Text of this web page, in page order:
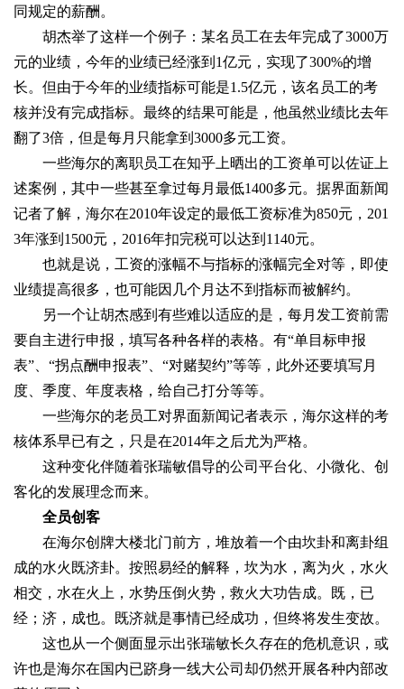
同规定的薪酬。
胡杰举了这样一个例子：某名员工在去年完成了3000万
元的业绩，今年的业绩已经涨到1亿元，实现了300%的增
长。但由于今年的业绩指标可能是1.5亿元，该名员工的考
核并没有完成指标。最终的结果可能是，他虽然业绩比去年
翻了3倍，但是每月只能拿到3000多元工资。
一些海尔的离职员工在知乎上晒出的工资单可以佐证上
述案例，其中一些甚至拿过每月最低1400多元。据界面新闻
记者了解，海尔在2010年设定的最低工资标准为850元，201
3年涨到1500元，2016年扣完税可以达到1140元。
也就是说，工资的涨幅不与指标的涨幅完全对等，即使
业绩提高很多，也可能因几个月达不到指标而被解约。
另一个让胡杰感到有些难以适应的是，每月发工资前需
要自主进行申报，填写各种各样的表格。有“单目标申报
表”、“拐点酬申报表”、“对赌契约”等等，此外还要填写月
度、季度、年度表格，给自己打分等等。
一些海尔的老员工对界面新闻记者表示，海尔这样的考
核体系早已有之，只是在2014年之后尤为严格。
这种变化伴随着张瑞敏倡导的公司平台化、小微化、创
客化的发展理念而来。
全员创客
在海尔创牌大楼北门前方，堆放着一个由坎卦和离卦组
成的水火既济卦。按照易经的解释，坎为水，离为火，水火
相交，水在火上，水势压倒火势，救火大功告成。既，已
经；济，成也。既济就是事情已经成功，但终将发生变故。
这也从一个侧面显示出张瑞敏长久存在的危机意识，或
许也是海尔在国内已跻身一线大公司却仍然开展各种内部改